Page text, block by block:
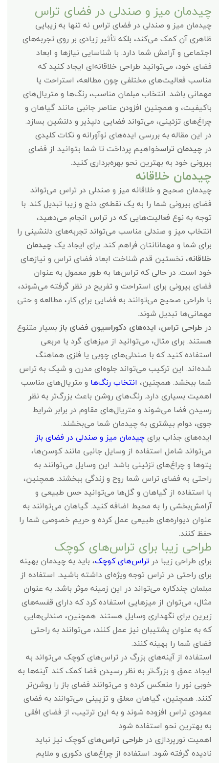
چیدمان میز و صندلی در فضای تراس
چیدمان میز و صندلی در فضای تراس نه تنها به زیبایی
ظاهری آن کمک می‌کند، بلکه تأثیر زیادی بر روی تجربه‌های
اجتماعی و آرامش شما دارد. با شناسایی نیازها و ابعاد
فضای خود، می‌توانید طراحی خلاقانه‌ای ایجاد کنید که
مناسب فعالیت‌های مختلفی چون مطالعه، استراحت یا
مهمانی باشد. انتخاب مبلمان مناسب، رنگ‌ها و متریال‌های
باکیفیت، و همچنین افزودن عناصر جانبی مانند گیاهان و
چراغ‌های تزئینی، می‌تواند فضایی دلپذیر و دلنشین بسازد.
در این مقاله به بررسی ایده‌های نوآورانه و نکات کلیدی
در چیدمان تراسخواهیم پرداخت تا شما بتوانید از فضای
بیرونی خود به بهترین نحو بهره‌برداری کنید.
چیدمان خلاقانه
چیدمان صحیح و خلاقانه میز و صندلی در تراس می‌تواند
فضای بیرونی شما را به یک نقطه‌ی دنج و زیبا تبدیل کند. با
توجه به نوع فعالیت‌هایی که در تراس انجام می‌دهید،
انتخاب میز و صندلی مناسب می‌تواند تجربه‌های دلنشینی را
برای شما و مهمانانتان فراهم کند. برای ایجاد یک چیدمان
خلاقانه، نخستین قدم شناخت ابعاد فضای تراس و نیازهای
خود است. در حالی که تراس‌ها به طور معمول به عنوان
فضای بیرونی برای استراحت و تفریح در نظر گرفته می‌شوند،
با طراحی صحیح می‌توانند به فضایی برای کار، مطالعه و حتی
مهمانی‌ها تبدیل شوند.
در طراحی تراس، ایده‌های دکوراسیون فضای باز بسیار متنوع
هستند. برای مثال، می‌توانید از میزهای گرد یا مربعی
استفاده کنید که با صندلی‌های چوبی یا فلزی هماهنگ
شده‌اند. این ترکیب می‌تواند جلوه‌ای مدرن و شیک به تراس
شما ببخشد. همچنین، انتخاب رنگ‌ها و متریال‌های مناسب
اهمیت بسیاری دارد. رنگ‌های روشن باعث بزرگ‌تر به نظر
رسیدن فضا می‌شوند و متریال‌های مقاوم در برابر شرایط
جوی، دوام بیشتری به چیدمان شما می‌بخشند.
ایده‌های جذاب برایچیدمان میز و صندلی در فضای باز
می‌تواند شامل استفاده از وسایل جانبی مانند کوسن‌ها،
پتوها و چراغ‌های تزئینی باشد. این وسایل می‌توانند به
راحتی به فضای تراس شما روح و زندگی ببخشند. همچنین،
با استفاده از گیاهان و گل‌ها می‌توانید حس طبیعی و
آرامش‌بخشی را به محیط اضافه کنید. گیاهان می‌توانند به
عنوان دیواره‌های طبیعی عمل کرده و حریم خصوصی شما را
حفظ کنند.
طراحی زیبا برای تراس‌های کوچک
برای طراحی زیبا در تراس‌های کوچک، باید به چیدمان بهینه
برای راحتی در تراس توجه ویژه‌ای داشته باشید. استفاده از
مبلمان چندکاره می‌تواند در این زمینه موثر باشد. به عنوان
مثال، می‌توان از میزهایی استفاده کرد که دارای قفسه‌های
زیرین برای نگهداری وسایل هستند. همچنین، صندلی‌هایی
که به عنوان پشتیبان نیز عمل کنند، می‌توانند به راحتی
فضای شما را بهینه کنند.
استفاده از آینه‌های بزرگ در تراس‌های کوچک می‌تواند به
ایجاد عمق و بزرگ‌تر به نظر رسیدن فضا کمک کند. آینه‌ها به
خوبی نور را منعکس کرده و می‌توانند فضای باز را روشن‌تر
کنند. همچنین، گیاهان معلق و تزیینی می‌توانند به فضای
عمودی تراس افزوده شوند و به این ترتیب، از فضای افقی
به بهترین نحو استفاده شود.
اهمیت نورپردازی در طراحی تراس‌های کوچک نیز نباید
نادیده گرفته شود. استفاده از چراغ‌های دکوری و ملایم